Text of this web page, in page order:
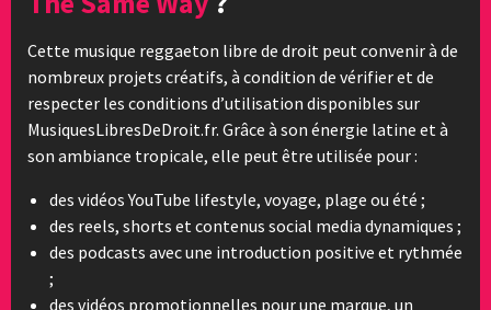
Cette musique reggaeton libre de droit peut convenir à de
nombreux projets créatifs, à condition de vérifier et de
respecter les conditions d’utilisation disponibles sur
MusiquesLibresDeDroit.fr. Grâce à son énergie latine et à
son ambiance tropicale, elle peut être utilisée pour :
des vidéos YouTube lifestyle, voyage, plage ou été ;
des reels, shorts et contenus social media dynamiques ;
des podcasts avec une introduction positive et rythmée
;
des vidéos promotionnelles pour une marque, un